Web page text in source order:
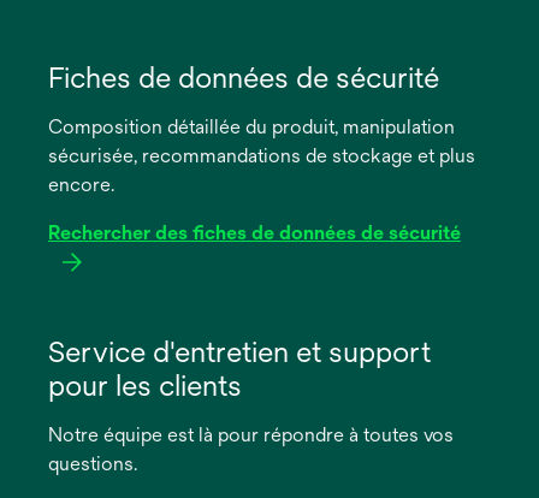
dans
nouvel
onglet
Fiches de données de sécurité
Composition détaillée du produit, manipulation
sécurisée, recommandations de stockage et plus
encore.
Rechercher des fiches de données de sécurité
dans
nouvel
onglet
Service d'entretien et support
pour les clients
Notre équipe est là pour répondre à toutes vos
questions.